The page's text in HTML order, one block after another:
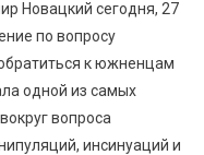
Новацкий сегодня, 27
по вопросу
к южненцам
одной из самых
вопроса
инсинуаций и